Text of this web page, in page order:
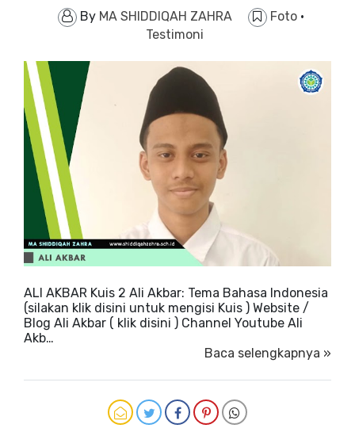
By MA SHIDDIQAH ZAHRA Foto ·
Testimoni
ALI AKBAR Kuis 2 Ali Akbar: Tema Bahasa Indonesia
(silakan klik disini untuk mengisi Kuis ) Website /
Blog Ali Akbar ( klik disini ) Channel Youtube Ali
Akb…
Baca selengkapnya »